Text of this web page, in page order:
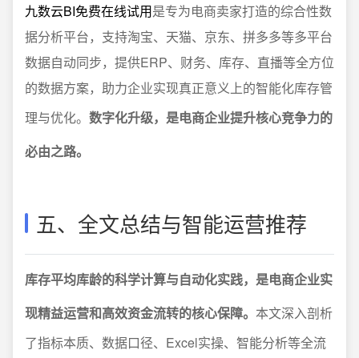
九数云BI免费在线试用是专为电商卖家打造的综合性数
据分析平台，支持淘宝、天猫、京东、拼多多等多平台
数据自动同步，提供ERP、财务、库存、直播等全方位
的数据方案，助力企业实现真正意义上的智能化库存管
理与优化。 数字化升级，是电商企业提升核心竞争力的
必由之路。
五、全文总结与智能运营推荐
库存平均库龄的科学计算与自动化实践，是电商企业实
现精益运营和高效资金流转的核心保障。 本文深入剖析
了指标本质、数据口径、Excel实操、智能分析等全流